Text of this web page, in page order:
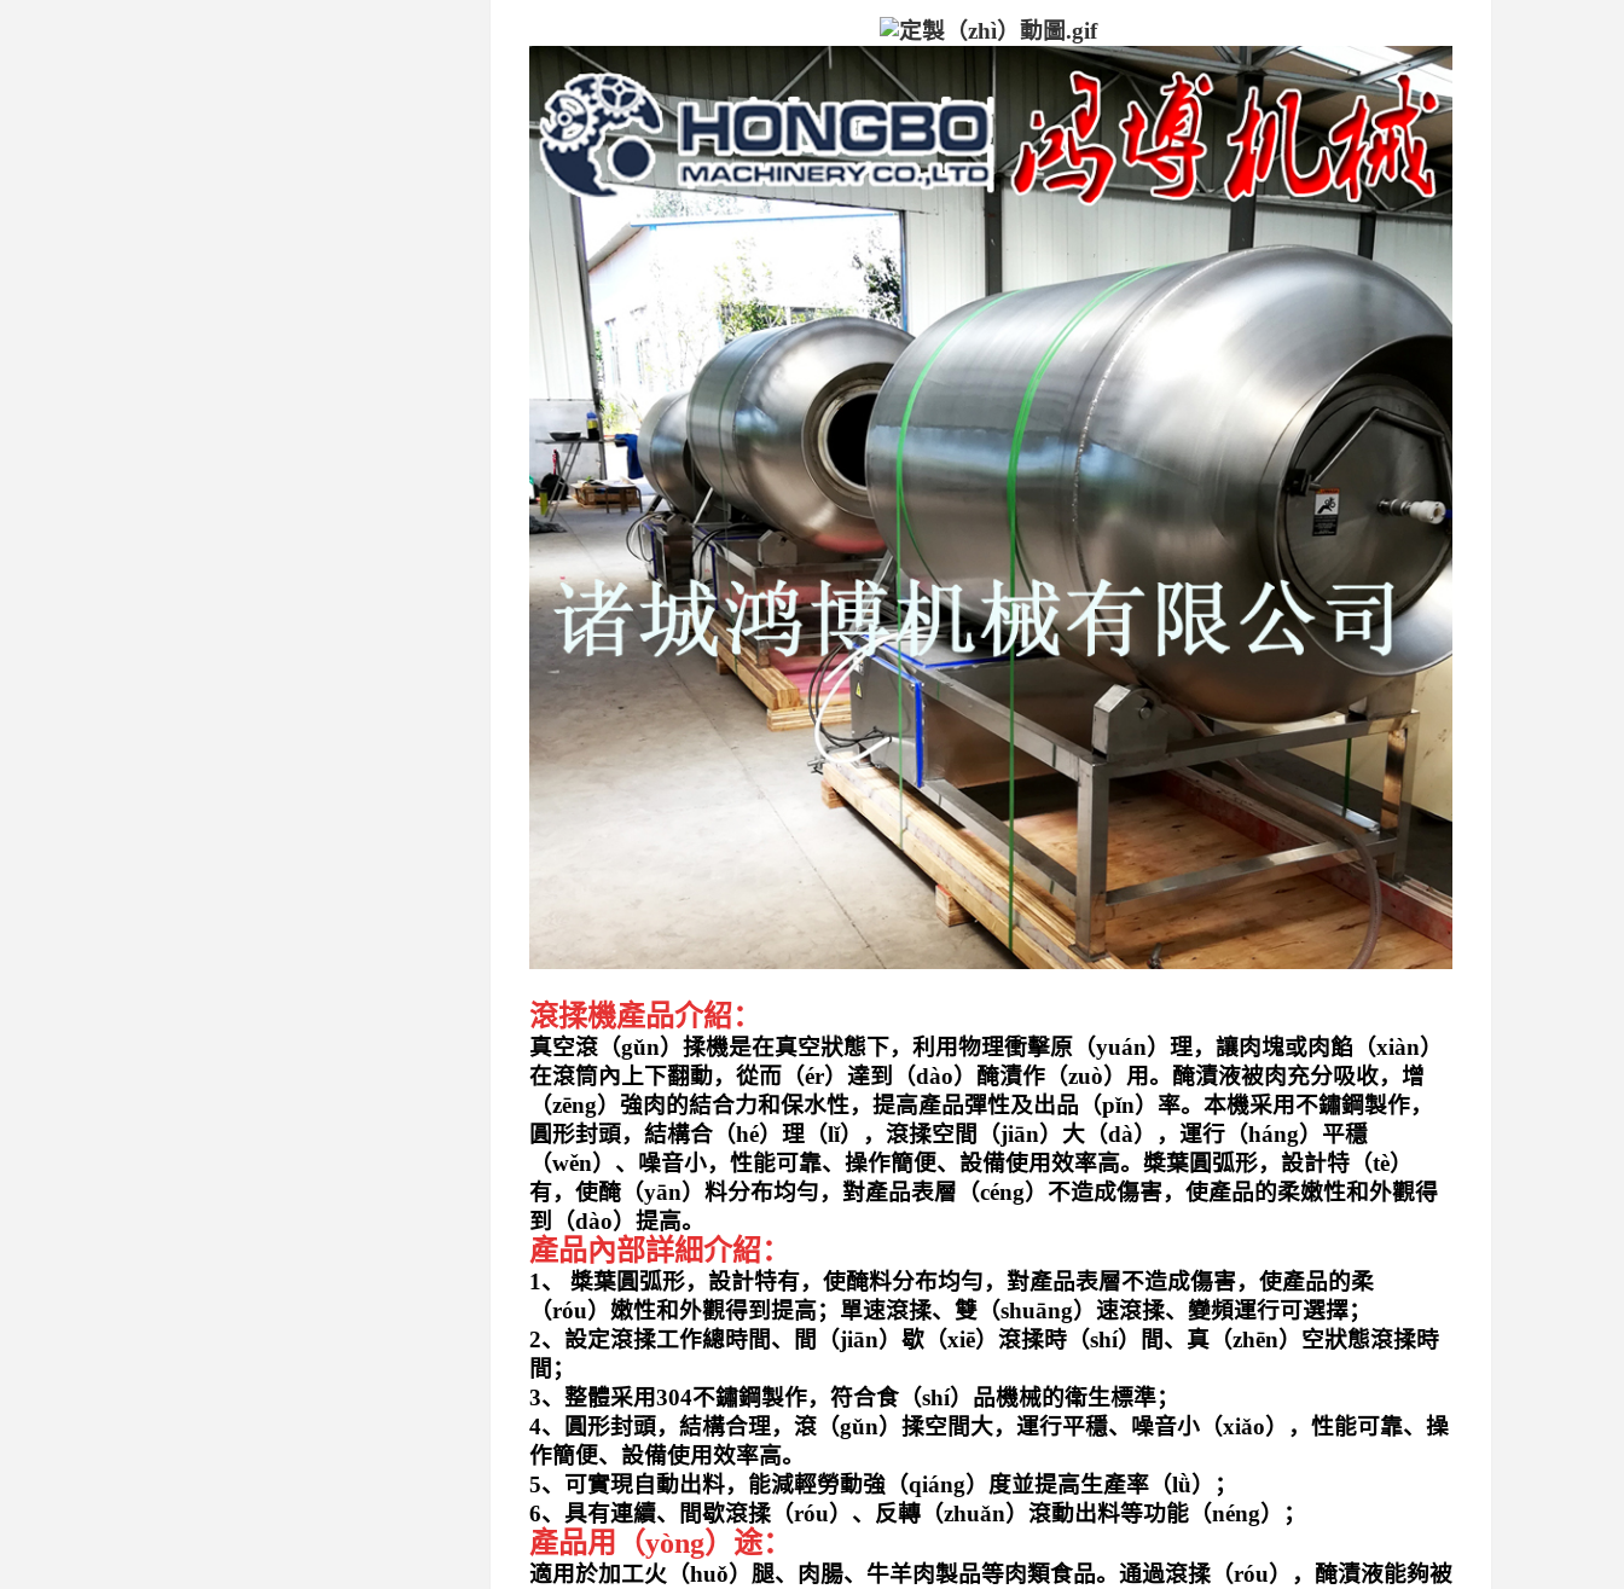
滾揉機產品介紹：
真空滾（gǔn）揉機是在真空狀態下，利用物理衝擊原（yuán）理，讓肉塊或肉餡（xiàn）
在滾筒內上下翻動，從而（ér）達到（dào）醃漬作（zuò）用。醃漬液被肉充分吸收，增
（zēng）強肉的結合力和保水性，提高產品彈性及出品（pǐn）率。本機采用不鏽鋼製作，
圓形封頭，結構合（hé）理（lǐ），滾揉空間（jiān）大（dà），運行（háng）平穩
（wěn）、噪音小，性能可靠、操作簡便、設備使用效率高。槳葉圓弧形，設計特（tè）
有，使醃（yān）料分布均勻，對產品表層（céng）不造成傷害，使產品的柔嫩性和外觀得
到（dào）提高。
產品內部詳細介紹：
1、 槳葉圓弧形，設計特有，使醃料分布均勻，對產品表層不造成傷害，使產品的柔
（róu）嫩性和外觀得到提高； 單速滾揉、雙（shuāng）速滾揉、變頻運行可選擇；
2、設定滾揉工作總時間、間（jiān）歇（xiē）滾揉時（shí）間、真（zhēn）空狀態滾揉時
間；
3、整體采用304不鏽鋼製作，符合食（shí）品機械的衛生標準；
4、圓形封頭，結構合理，滾（gǔn）揉空間大，運行平穩、噪音小（xiǎo），性能可靠、操
作簡便、設備使用效率高。
5、可實現自動出料，能減輕勞動強（qiáng）度並提高生產率（lǜ）；
6、具有連續、間歇滾揉（róu）、反轉（zhuǎn）滾動出料等功能（néng）；
產品用（yòng）途：
適用於加工火（huǒ）腿、肉腸、牛羊肉製品等肉類食品。通過滾揉（róu），醃漬液能夠被